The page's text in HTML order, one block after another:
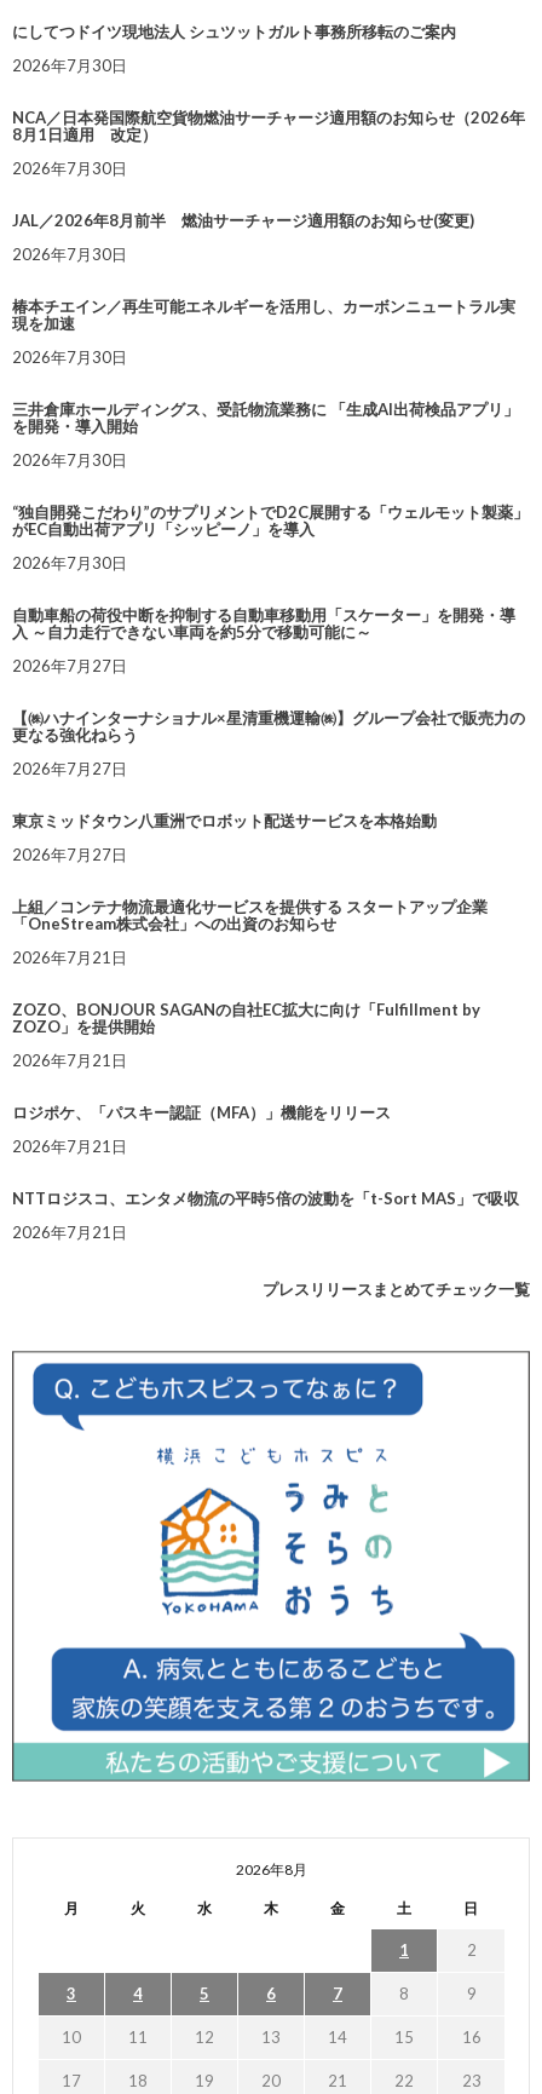
にしてつドイツ現地法人 シュツットガルト事務所移転のご案内
2026年7月30日
NCA／日本発国際航空貨物燃油サーチャージ適用額のお知らせ（2026年
8月1日適用 改定）
2026年7月30日
JAL／2026年8月前半 燃油サーチャージ適用額のお知らせ(変更)
2026年7月30日
椿本チエイン／再生可能エネルギーを活用し、カーボンニュートラル実
現を加速
2026年7月30日
三井倉庫ホールディングス、受託物流業務に 「生成AI出荷検品アプリ」
を開発・導入開始
2026年7月30日
“独自開発こだわり”のサプリメントでD2C展開する「ウェルモット製薬」
がEC自動出荷アプリ「シッピーノ」を導入
2026年7月30日
自動車船の荷役中断を抑制する自動車移動用「スケーター」を開発・導
入 ～自力走行できない車両を約5分で移動可能に～
2026年7月27日
【㈱ハナインターナショナル×星清重機運輸㈱】グループ会社で販売力の
更なる強化ねらう
2026年7月27日
東京ミッドタウン八重洲でロボット配送サービスを本格始動
2026年7月27日
上組／コンテナ物流最適化サービスを提供する スタートアップ企業
「OneStream株式会社」への出資のお知らせ
2026年7月21日
ZOZO、BONJOUR SAGANの自社EC拡大に向け「Fulfillment by
ZOZO」を提供開始
2026年7月21日
ロジポケ、「パスキー認証（MFA）」機能をリリース
2026年7月21日
NTTロジスコ、エンタメ物流の平時5倍の波動を「t-Sort MAS」で吸収
2026年7月21日
プレスリリースまとめてチェック一覧
2026年8月
月 火 水 木 金 土 日
1 2
3 4 5 6 7 8 9
10 11 12 13 14 15 16
17 18 19 20 21 22 23